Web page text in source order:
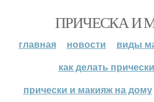
ПРИЧЕСКА И
главная новости
виды
как делать
прически и макияж на дому